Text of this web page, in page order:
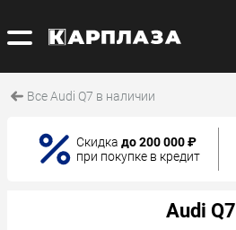
Все Audi Q7 в наличии
Скидка до 200 000 ₽
при покупке в кредит
Audi Q7